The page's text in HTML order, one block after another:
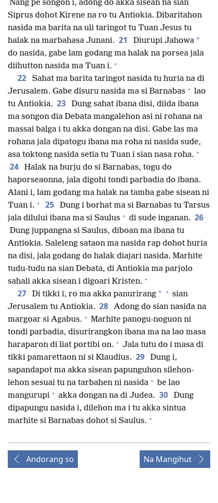
Nang pe songon i, adong do akka sisean na sian
Siprus dohot Kirene na ro tu Antiokia. Dibaritahon
nasida ma barita na uli taringot tu Tuan Jesus tu
halak na marbahasa Junani. 21 Diurupi Jahowa *
do nasida, gabe lam godang ma halak na porsea jala
diihutton nasida ma Tuan i. +
22
Sahat ma barita taringot nasida tu huria na di
Jerusalem. Gabe disuru nasida ma si Barnabas + lao
tu Antiokia. 23
Dung sahat ibana disi, diida ibana
ma songon dia Debata mangalehon asi ni rohana na
massai balga i tu akka dongan na disi. Gabe las ma
rohana jala dipatogu ibana ma roha ni nasida sude,
asa toktong nasida setia tu Tuan i sian nasa roha. +
24
Halak na burju do si Barnabas, togu do
haporseaonna, jala digohi tondi parbadia do ibana.
Alani i, lam godang ma halak na tamba gabe sisean ni
Tuan i. + 25
Dung i borhat ma si Barnabas tu Tarsus
jala dilului ibana ma si Saulus + di sude inganan. 26
Dung juppangna si Saulus, diboan ma ibana tu
Antiokia. Saleleng sataon ma nasida rap dohot huria
na disi, jala godang do halak diajari nasida. Marhite
tudu-tudu na sian Debata, di Antiokia ma parjolo
sahali akka sisean i digoari Kristen. +
27 Di tikki i, ro ma akka panurirang * + sian
Jerusalem tu Antiokia. 28
Adong do sian nasida na
margoar si Agabus. + Marhite panogu-noguon ni
tondi parbadia, disurirangkon ibana ma na lao masa
haraparon di liat portibi on. + Jala tutu do i masa di
tikki pamarettaon ni si Klaudius. 29
Dung i,
sapandapot ma akka sisean papunguhon silehon-
lehon sesuai tu na tarbahen ni nasida + be lao
mangurupi + akka dongan na di Judea. 30
Dung
dipapungu nasida i, dilehon ma i tu akka sintua
marhite si Barnabas dohot si Saulus. +
Andorang so Na Mangihut